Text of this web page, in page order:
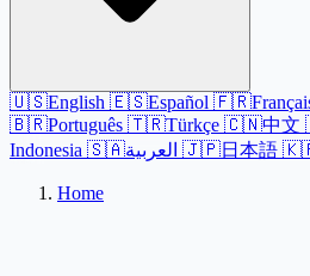
🇺🇸English 🇪🇸Español 🇫🇷
🇧🇷Português 🇹🇷Türkçe 🇨🇳中文
Indonesia 🇸🇦 🇯🇵日本語
Home